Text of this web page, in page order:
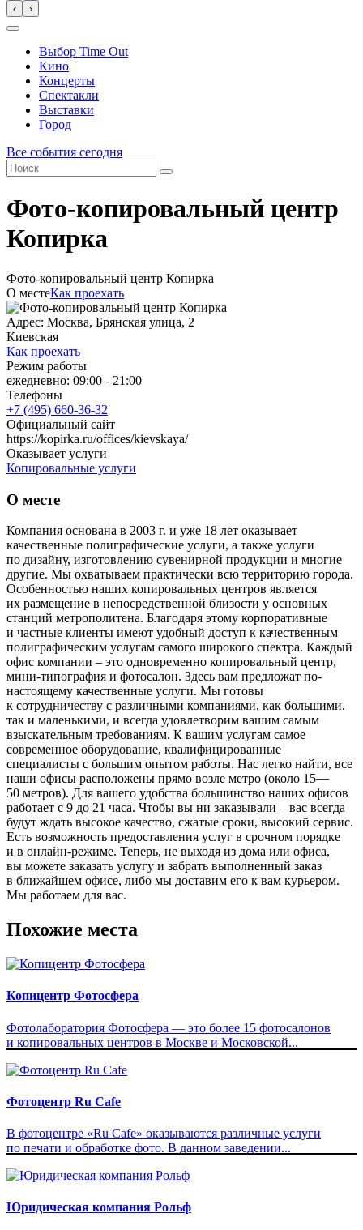
‹ ›
Выбор Time Out
Кино
Концерты
Спектакли
Выставки
Город
Все события сегодня
Фото-копировальный центр
Копирка
Фото-копировальный центр Копирка
О местеКак проехать
Адрес: Москва, Брянская улица, 2
Киевская
Как проехать
Режим работы
ежедневно: 09:00 - 21:00
Телефоны
+7 (495) 660-36-32
Официальный сайт
https://kopirka.ru/offices/kievskaya/
Оказывает услуги
Копировальные услуги
О месте
Компания основана в 2003 г. и уже 18 лет оказывает
качественные полиграфические услуги, а также услуги
по дизайну, изготовлению сувенирной продукции и многие
другие. Мы охватываем практически всю территорию города.
Особенностью наших копировальных центров является
их размещение в непосредственной близости у основных
станций метрополитена. Благодаря этому корпоративные
и частные клиенты имеют удобный доступ к качественным
полиграфическим услугам самого широкого спектра. Каждый
офис компании – это одновременно копировальный центр,
мини-типография и фотосалон. Здесь вам предложат по-
настоящему качественные услуги. Мы готовы
к сотрудничеству с различными компаниями, как большими,
так и маленькими, и всегда удовлетворим вашим самым
взыскательным требованиям. К вашим услугам самое
современное оборудование, квалифицированные
специалисты с большим опытом работы. Нас легко найти, все
наши офисы расположены прямо возле метро (около 15—
50 метров). Для вашего удобства большинство наших офисов
работает с 9 до 21 часа. Чтобы вы ни заказывали – вас всегда
будут ждать высокое качество, сжатые сроки, высокий сервис.
Есть возможность предоставления услуг в срочном порядке
и в онлайн-режиме. Теперь, не выходя из дома или офиса,
вы можете заказать услугу и забрать выполненный заказ
в ближайшем офисе, либо мы доставим его к вам курьером.
Мы работаем для вас.
Похожие места
Копицентр Фотосфера
Фотолаборатория Фотосфера — это более 15 фотосалонов
и копировальных центров в Москве и Московской...
Фотоцентр Ru Cafe
В фотоцентре «Ru Cafe» оказываются различные услуги
по печати и обработке фото. В данном заведении...
Юридическая компания Рольф